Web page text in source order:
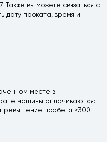
Также вы можете связаться с
дату проката, время и
месте в
машины оплачиваются:
пробега >300